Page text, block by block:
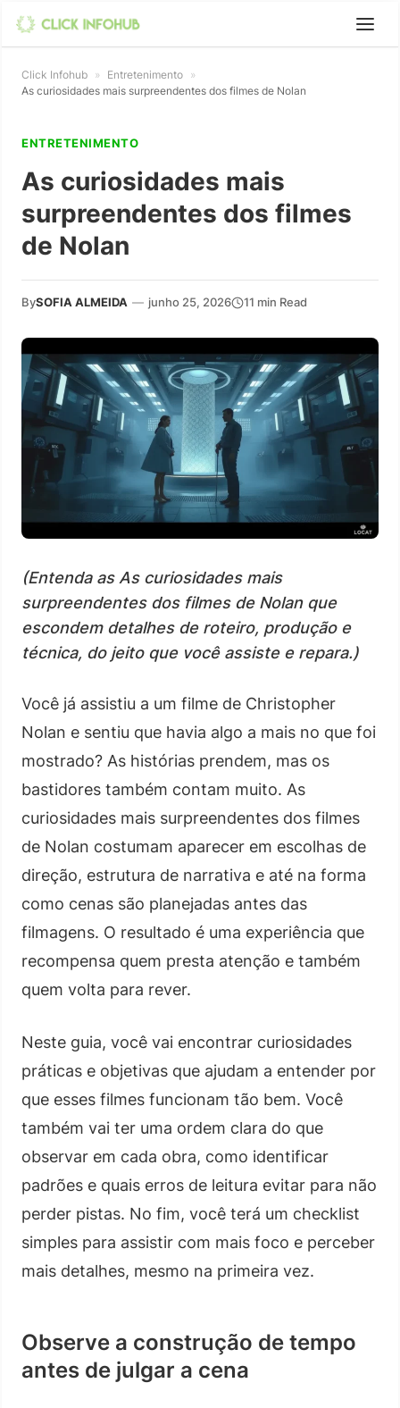
Click Infohub » Entretenimento »
As curiosidades mais surpreendentes dos filmes de Nolan
ENTRETENIMENTO
As curiosidades mais
surpreendentes dos filmes
de Nolan
BySOFIA ALMEIDA — junho 25, 2026 11 min Read
(Entenda as As curiosidades mais
surpreendentes dos filmes de Nolan que
escondem detalhes de roteiro, produção e
técnica, do jeito que você assiste e repara.)
Você já assistiu a um filme de Christopher
Nolan e sentiu que havia algo a mais no que foi
mostrado? As histórias prendem, mas os
bastidores também contam muito. As
curiosidades mais surpreendentes dos filmes
de Nolan costumam aparecer em escolhas de
direção, estrutura de narrativa e até na forma
como cenas são planejadas antes das
filmagens. O resultado é uma experiência que
recompensa quem presta atenção e também
quem volta para rever.
Neste guia, você vai encontrar curiosidades
práticas e objetivas que ajudam a entender por
que esses filmes funcionam tão bem. Você
também vai ter uma ordem clara do que
observar em cada obra, como identificar
padrões e quais erros de leitura evitar para não
perder pistas. No fim, você terá um checklist
simples para assistir com mais foco e perceber
mais detalhes, mesmo na primeira vez.
Observe a construção de tempo
antes de julgar a cena